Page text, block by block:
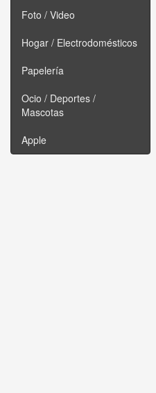
Foto / Video
Hogar / Electrodomésticos
Papelería
Ocio / Deportes /
Mascotas
Apple